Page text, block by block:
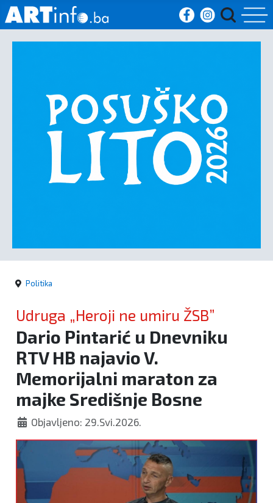
Sport
Kultura
Crna
Politika
Udruga „Heroji ne umiru ŽSB”
Dario Pintarić u Dnevniku
RTV HB najavio V.
Memorijalni maraton za
majke Središnje Bosne
Objavljeno: 29.Svi.2026.